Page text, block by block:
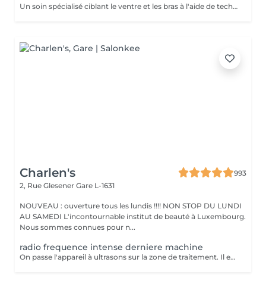
Un soin spécialisé ciblant le ventre et les bras à l'aide de techniques de massage ciblées destinées à stimuler la circulation et à soutenir l'apparence naturelle de la peau. Ce traitement intensif aide à améliorer la tonicité des tissus, affiner le grain de peau et laisser la peau plus souple, plus douce et agréablement rafraîchie.
Charlen's
993
2, Rue Glesener Gare L-1631
NOUVEAU : ouverture tous les lundis !!!! NON STOP DU LUNDI
AU SAMEDI L'incontournable institut de beauté à Luxembourg.
Nous sommes connues pour n...
radio frequence intense derniere machine
On passe l'appareil à ultrasons sur la zone de traitement. Il est possible de ressentir une légère sensation de chaleur pendant la séance mais la lipocavitation est indolore. La séance dure entre 40 minutes et 1h et vous pourrez reprendre vos activités quotidiennes normalement après le soin. Les resultats lissent la peau casse les capitons des la première seance